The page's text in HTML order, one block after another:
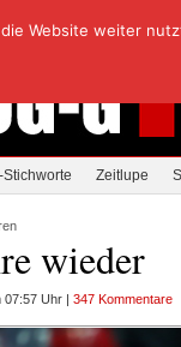
Zeitlupe
wieder
07:57 Uhr | 347 Kommentare
Website weiter